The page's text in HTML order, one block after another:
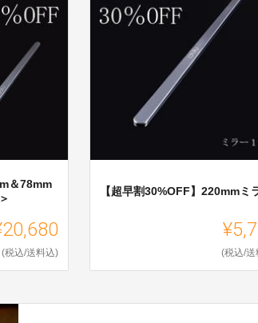
＆78mm
(税込/送料込)
【超早割30%OFF】220mmミ
(税込/送